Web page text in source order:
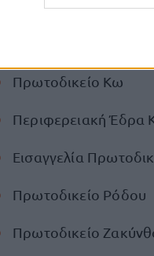
Πρωτοδικείο
Περιφερειακή Έδρα
Πρωτοδικείο Κω
Περιφερειακή Έδρα
Εισαγγελία
Πρωτοδικείο Ρόδου
Πρωτοδικείο